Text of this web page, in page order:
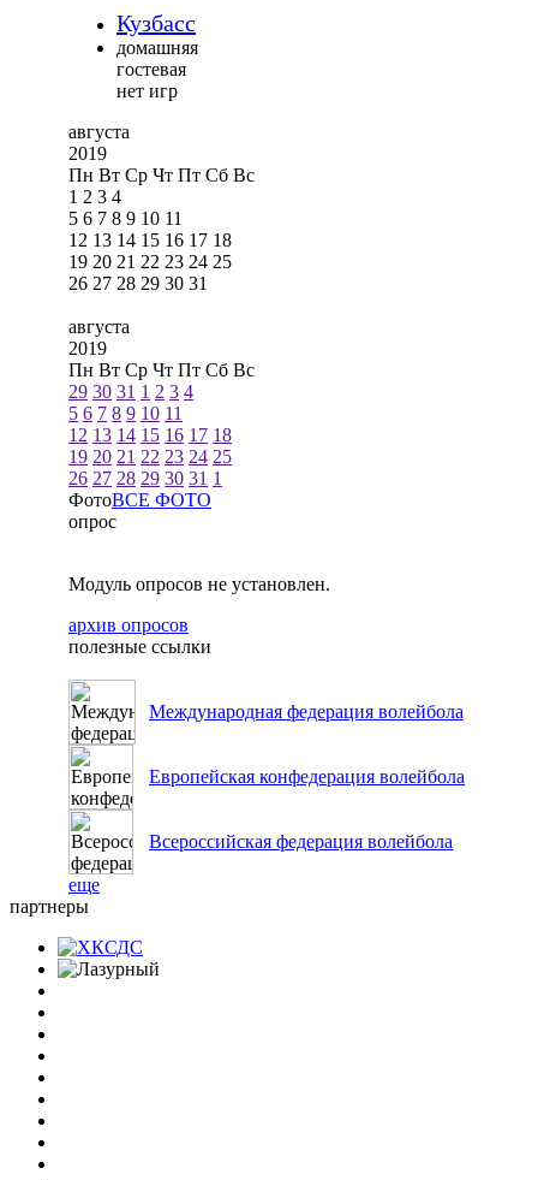
Кузбасс
домашняя
гостевая
нет игр
августа
2019
Пн Вт Ср Чт Пт Сб Вс
1 2 3 4
5 6 7 8 9 10 11
12 13 14 15 16 17 18
19 20 21 22 23 24 25
26 27 28 29 30 31
августа
2019
Пн Вт Ср Чт Пт Сб Вс
29 30 31 1 2 3 4
5 6 7 8 9 10 11
12 13 14 15 16 17 18
19 20 21 22 23 24 25
26 27 28 29 30 31 1
ФотоВСЕ ФОТО
опрос
Модуль опросов не установлен.
архив опросов
полезные ссылки
Международная федерация волейбола
Европейская конфедерация волейбола
Всероссийская федерация волейбола
еще
партнеры